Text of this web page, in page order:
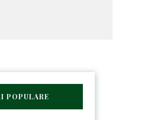
POPULARE